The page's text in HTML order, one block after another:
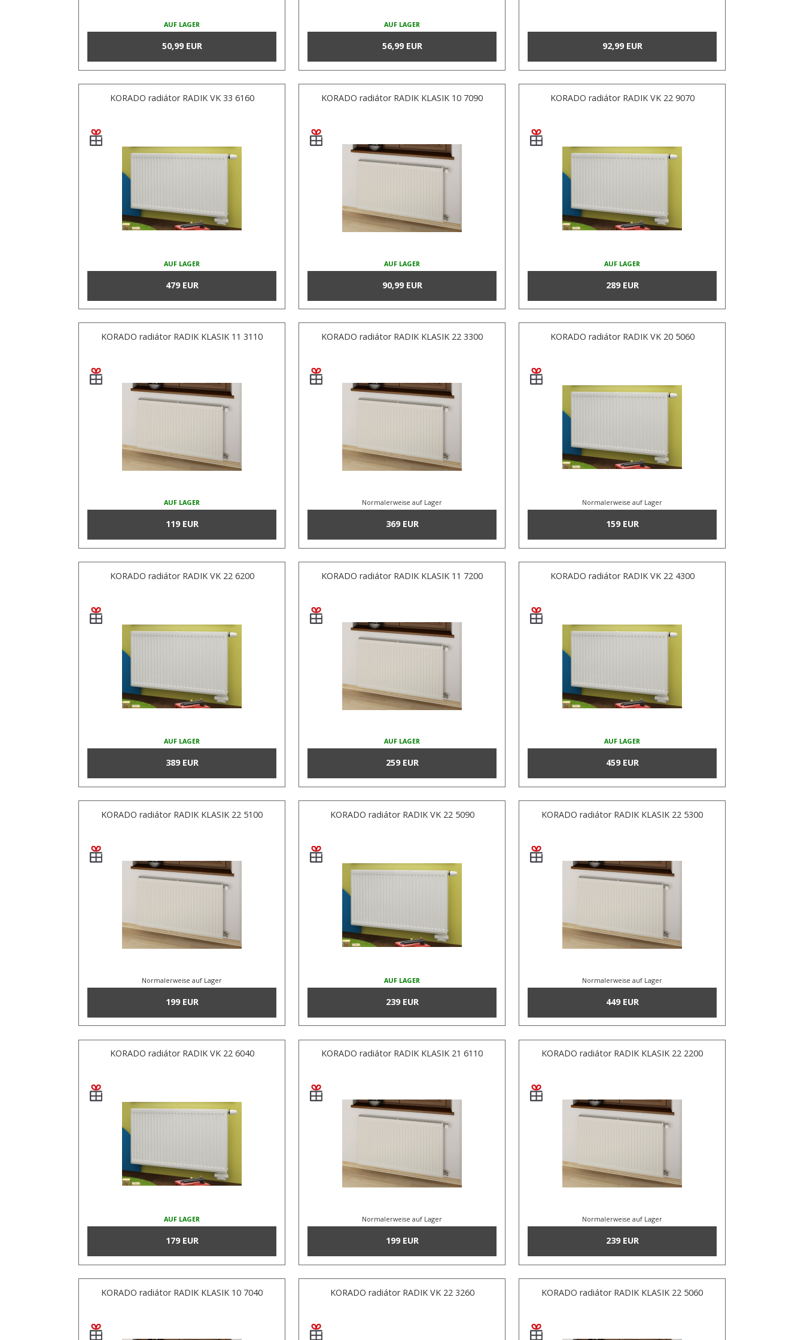
AUF LAGER
50,99 EUR
AUF LAGER
56,99 EUR 92,99 EUR
KORADO radiátor RADIK VK 33 6160
AUF LAGER
479 EUR
KORADO radiátor RADIK KLASIK 10 7090
AUF LAGER
90,99 EUR
KORADO radiátor RADIK VK 22 9070
AUF LAGER
289 EUR
KORADO radiátor RADIK KLASIK 11 3110
AUF LAGER
119 EUR
KORADO radiátor RADIK KLASIK 22 3300
Normalerweise auf Lager
369 EUR
KORADO radiátor RADIK VK 20 5060
Normalerweise auf Lager
159 EUR
KORADO radiátor RADIK VK 22 6200
AUF LAGER
389 EUR
KORADO radiátor RADIK KLASIK 11 7200
AUF LAGER
259 EUR
KORADO radiátor RADIK VK 22 4300
AUF LAGER
459 EUR
KORADO radiátor RADIK KLASIK 22 5100
Normalerweise auf Lager
199 EUR
KORADO radiátor RADIK VK 22 5090
AUF LAGER
239 EUR
KORADO radiátor RADIK KLASIK 22 5300
Normalerweise auf Lager
449 EUR
KORADO radiátor RADIK VK 22 6040
AUF LAGER
179 EUR
KORADO radiátor RADIK KLASIK 21 6110
Normalerweise auf Lager
199 EUR
KORADO radiátor RADIK KLASIK 22 2200
Normalerweise auf Lager
239 EUR
KORADO radiátor RADIK KLASIK 10 7040 KORADO radiátor RADIK VK 22 3260 KORADO radiátor RADIK KLASIK 22 5060